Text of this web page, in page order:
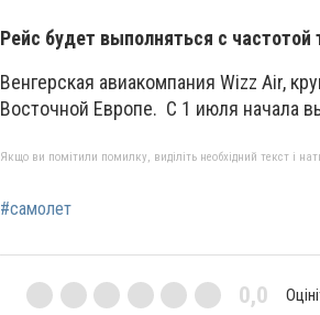
Рейс будет выполняться с
Венгерская авиакомпания Wizz Air,
Восточной Европе. С 1 июля начала
Якщо ви помітили помилку, виділіть необхідний текст і
#самолет
0,0